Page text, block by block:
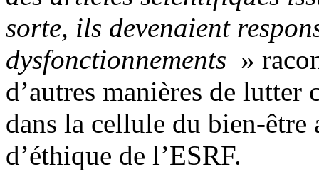
sorte, ils devenaient
dysfonctionnements »
d’autres manières de lutter
dans la cellule du bien-
d’éthique de l’ESRF.